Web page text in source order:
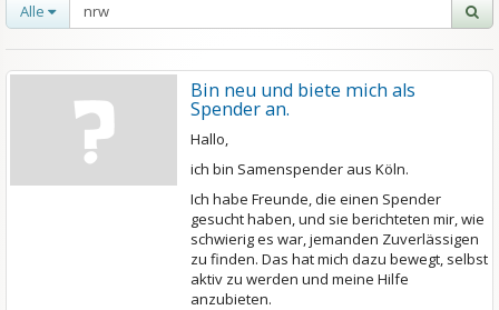
Alle
Bin neu und biete mich als
Spender an.
Hallo,
ich bin Samenspender aus Köln.
Ich habe Freunde, die einen Spender
gesucht haben, und sie berichteten mir, wie
schwierig es war, jemanden Zuverlässigen
zu finden. Das hat mich dazu bewegt, selbst
aktiv zu werden und meine Hilfe
anzubieten.